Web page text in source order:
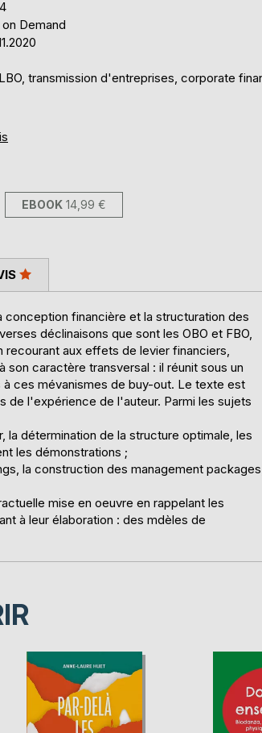
Demand
transmission d'entreprises, corporate
EBOOK 14,99 €
financière et la structuration des
déclinaisons que sont les OBO et FBO,
aux effets de levier financiers,
caractère transversal : il réunit sous un
ces mévanismes de buy-out. Le texte est
de l'expérience de l'auteur. Parmi les sujets
détermination de la structure optimale, les
les démonstrations ;
la construction des management
mise en oeuvre en rappelant les
à leur élaboration : des mdèles de